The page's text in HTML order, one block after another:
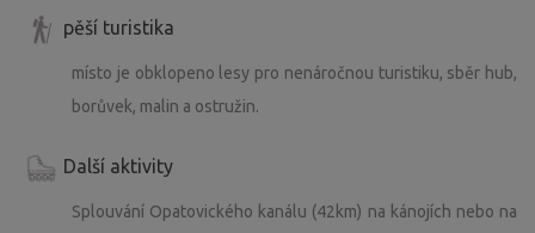
pěší turistika
místo je obklopeno lesy pro nenáročnou turistiku, sběr hub,
borůvek, malin a ostružin.
Další aktivity
Splouvání Opatovického kanálu (42km) na kánojích nebo na